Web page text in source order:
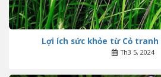
Lợi ích sức khỏe từ Cỏ tranh
Th3 5, 2024